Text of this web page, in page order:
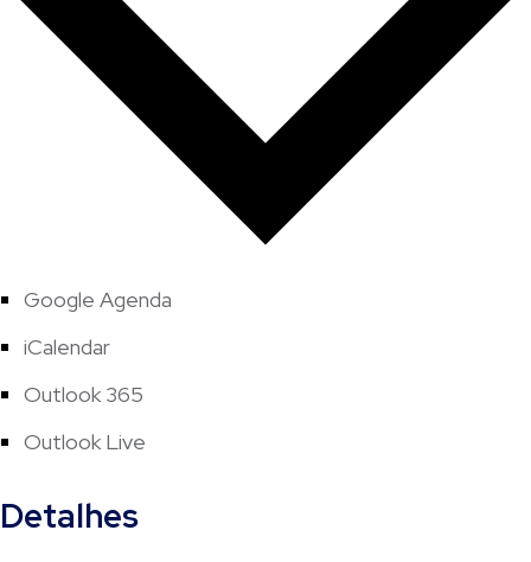
Google Agenda
iCalendar
Outlook 365
Outlook Live
Detalhes